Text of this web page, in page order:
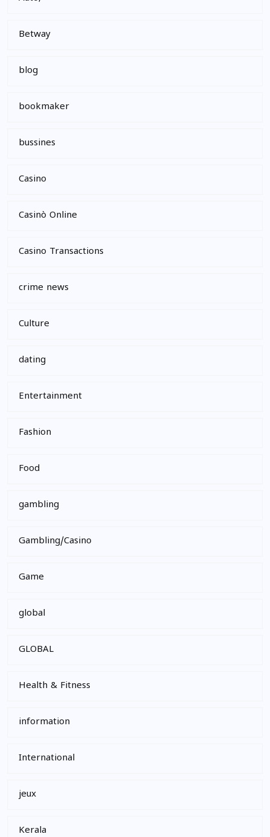
Betway
blog
bookmaker
bussines
Casino
Casinò Online
Casino Transactions
crime news
Culture
dating
Entertainment
Fashion
Food
gambling
Gambling/Casino
Game
global
GLOBAL
Health & Fitness
information
International
jeux
Kerala